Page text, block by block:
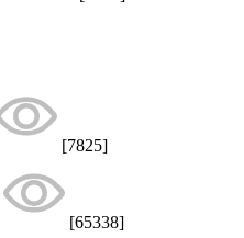
[7825]
[65338]